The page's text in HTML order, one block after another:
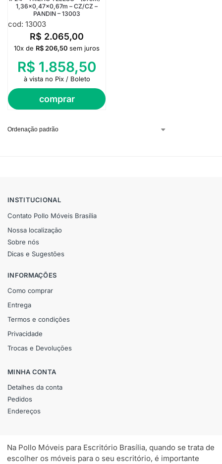
1,36×0,47×0,67m – CZ/CZ –
PANDIN – 13003
cod: 13003
R$ 2.065,00
comprar
10x de R$206,50 sem juros
R$ 1.858,50
à vista no Pix / Boleto
INSTITUCIONAL
Contato Pollo Móveis Brasília
Nossa localização
Sobre nós
Dicas e Sugestões
INFORMAÇÕES
Como comprar
Entrega
Termos e condições
Privacidade
Trocas e Devoluções
MINHA CONTA
Detalhes da conta
Pedidos
Endereços
Na Pollo Móveis para Escritório Brasília, quando se trata de
escolher os móveis para o seu escritório, é importante